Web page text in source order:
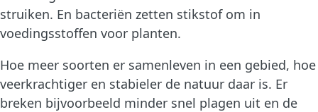
struiken. En bacteriën zetten stikstof om in
voedingsstoffen voor planten.
Hoe meer soorten er samenleven in een gebied, hoe
veerkrachtiger en stabieler de natuur daar is. Er
breken bijvoorbeeld minder snel plagen uit en de